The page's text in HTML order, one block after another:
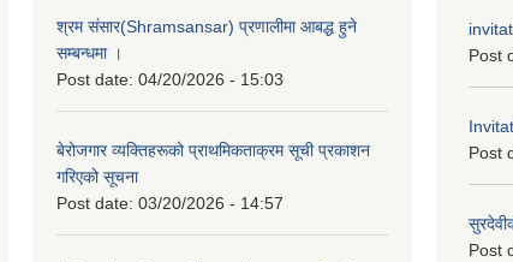
श्रम संसार(Shramsansar) प्रणालीमा आबद्ध हुने
सम्बन्धमा ।
Post date: 04/20/2026 - 15:03
बेरोजगार व्यक्तिहरूको प्राथमिकताक्रम सूची प्रकाशन
गरिएको सूचना
Post date: 03/20/2026 - 14:57
Post
Post
Post